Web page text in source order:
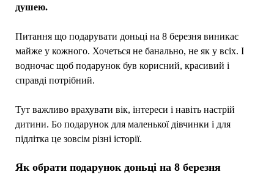
душею.
Питання що подарувати доньці на 8 березня виникає
майже у кожного. Хочеться не банально, не як у всіх. І
водночас щоб подарунок був корисний, красивий і
справді потрібний.
Тут важливо врахувати вік, інтереси і навіть настрій
дитини. Бо подарунок для маленької дівчинки і для
підлітка це зовсім різні історії.
Як обрати подарунок доньці на 8 березня